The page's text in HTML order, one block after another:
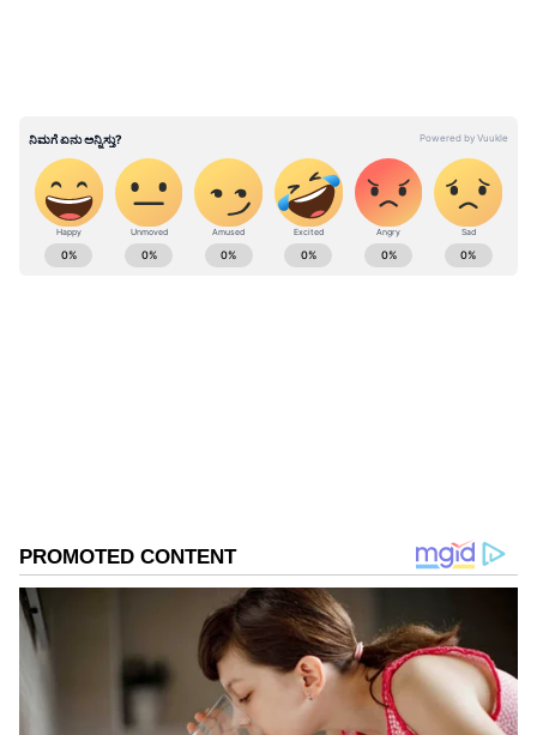
ನೀಡಿದ್ದರು. ಅಲ್ಲದೇ ಎಂ.ಜಿ ರಸ್ತೆ, ಬ್ರಿಗೇಡ್‌ ರಸ್ತೆ, ಚರ್ಚ್‌ಸ್ಟ್ರೀಟ್‌,
ಕೋರಮಂಗಲ, ಇಂದಿರಾನಗರ, ಮಾರತ್ತಹಳ್ಳಿ ಸೇರಿದಂತೆ
ಜನನಿಬಿಡ ಪ್ರದೇಶಗಳಲ್ಲಿ ಹೆಚ್ಚಿನ ಪೊಲೀಸ್‌ ಭದ್ರತೆ
ಒದಗಿಸಲಾಗಿತ್ತು.
ABOUT THE AUTHOR